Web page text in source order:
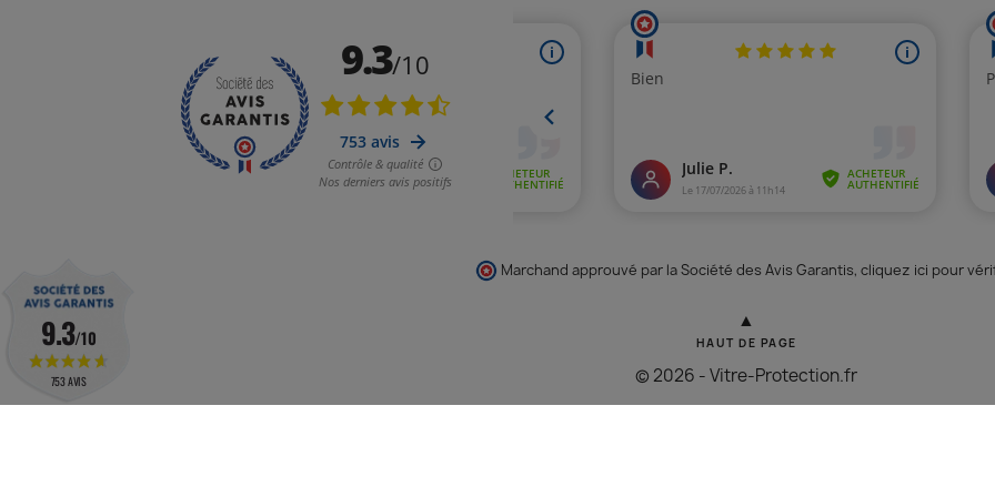
Marchand approuvé par la Société des Avis Garantis, cliquez ici pour
▲
HAUT DE PAGE
© 2026 - Vitre-Protection.fr
9.3/10
753 AVIS